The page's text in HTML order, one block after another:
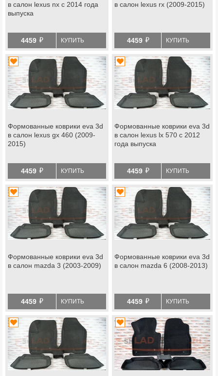
в салон lexus nx с 2014 года
выпуска
4459 й КУПИТЬ
в салон lexus rx (2009-2015)
4459 й КУПИТЬ
Формованные коврики eva 3d
в салон lexus gx 460 (2009-
2015)
4459 й КУПИТЬ
Формованные коврики eva 3d
в салон lexus lx 570 с 2012
года выпуска
4459 й КУПИТЬ
Формованные коврики eva 3d
в салон mazda 3 (2003-2009)
4459 й КУПИТЬ
Формованные коврики eva 3d
в салон mazda 6 (2008-2013)
4459 й КУПИТЬ